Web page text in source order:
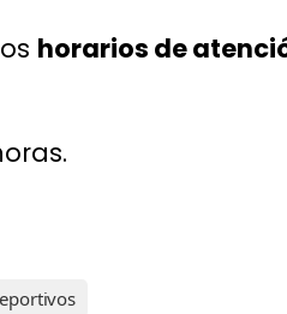
horarios de